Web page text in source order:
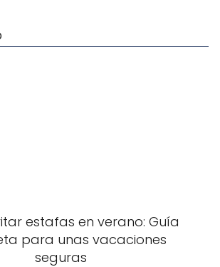
estafas en verano: Guía
para unas vacaciones
seguras